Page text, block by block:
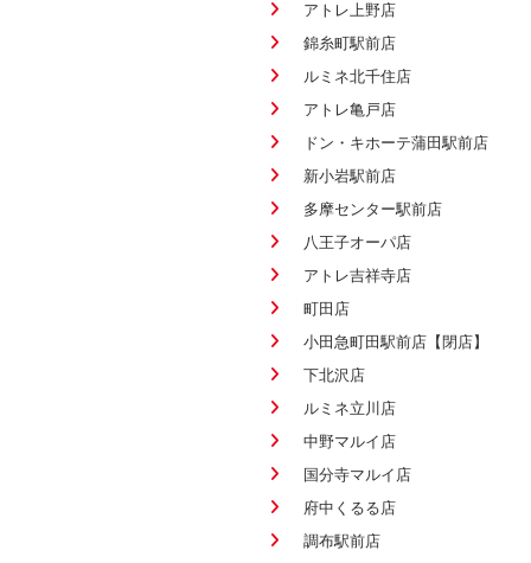
アトレ上野店
錦糸町駅前店
ルミネ北千住店
アトレ亀戸店
ドン・キホーテ蒲田駅前店
新小岩駅前店
多摩センター駅前店
八王子オーパ店
アトレ吉祥寺店
町田店
小田急町田駅前店【閉店】
下北沢店
ルミネ立川店
中野マルイ店
国分寺マルイ店
府中くるる店
調布駅前店